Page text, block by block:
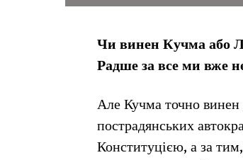
Чи винен Кучма або
Радше за все ми вже
Але Кучма точно
пострадянських
Конституцією, а за